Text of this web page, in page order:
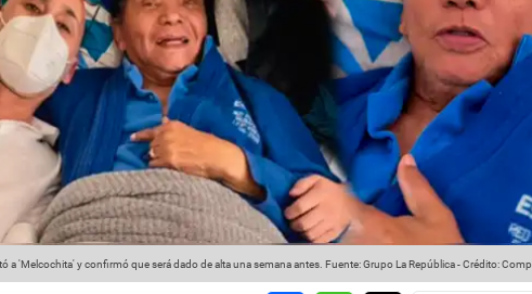
a 'Melcochita' y confirmó que será dado de alta una semana antes. Fuente: Grupo La República-Crédito: